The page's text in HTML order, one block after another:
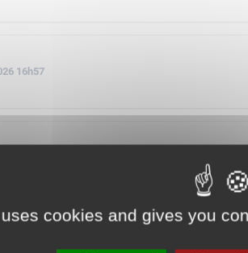
16h57
cookies and gives you